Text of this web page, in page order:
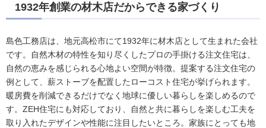
1932年創業の材木店だからできる家づくり
島色工務店は、地元高松市にて1932年に材木店として生まれた会社
です。自然木材の特性を知り尽くしたプロの手掛ける注文住宅は、
自然の恵みを感じられる心地よい空間が特徴。提案する注文住宅の
例として、薪ストーブを配置したローコスト住宅が挙げられます。
暖房費を削減できるだけでなく地球に優しい暮らしを楽しめるので
す。ZEH住宅にも対応しており、自然と共に暮らしを楽しむ工夫を
取り入れたデザインや性能に注目したいところ。家族にとっても地